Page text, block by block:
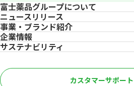
富士薬品グループについて
ニュースリリース
事業・ブランド紹介
企業情報
サステナビリティ
カスタマーサポート